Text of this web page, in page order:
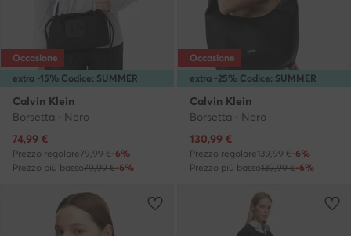
extra -15% Codice: SUMMER
Occasione
Calvin Klein
Borsetta · Nero
Prezzo attuale
74,99 €
Prezzo regolare79,99 €-6%
Prezzo più basso79,99 €-6%
extra -25% Codice: SUMMER
Occasione
Calvin Klein
Borsetta · Nero
Prezzo attuale
130,99 €
Prezzo regolare139,99 €-6%
Prezzo più basso139,99 €-6%